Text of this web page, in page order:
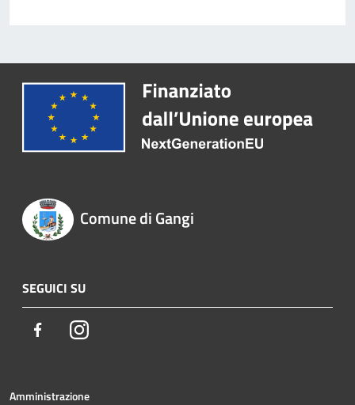
Comune di Gangi
SEGUICI SU
FacebookInstagram
Amministrazione